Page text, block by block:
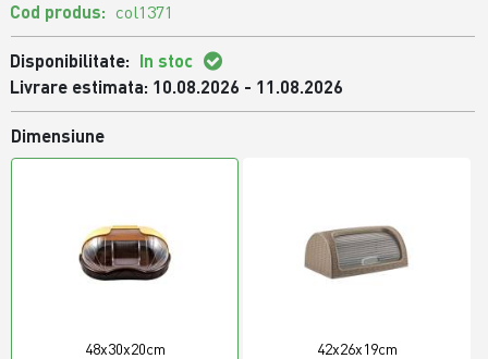
Cod produs: col1371
Disponibilitate: In stoc
Livrare estimata: 10.08.2026 - 11.08.2026
Dimensiune
48x30x20cm 42x26x19cm